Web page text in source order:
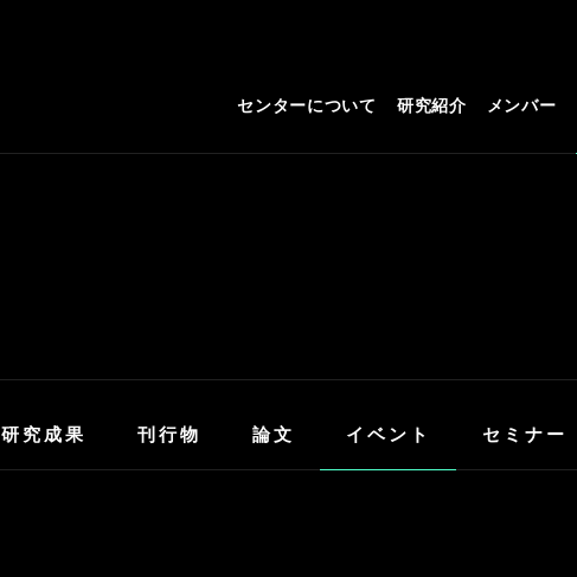
センターについて 研究紹介 メンバー
研究成果 刊行物 論文 イベント セミナー